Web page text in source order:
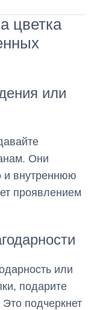
цветка
или
Они
и внутреннюю
проявлением
или
подарите
подчеркнет